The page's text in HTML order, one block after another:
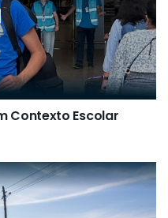
Contexto Escolar